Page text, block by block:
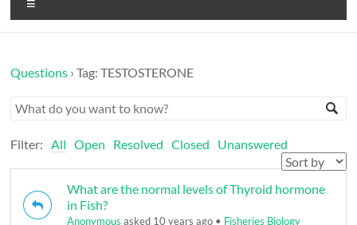
Questions ›Tag: TESTOSTERONE
Filter: All Open Resolved Closed Unanswered
What are the normal levels of Thyroid hormone
in Fish?
Anonymous asked 10 years ago • Fisheries Biology